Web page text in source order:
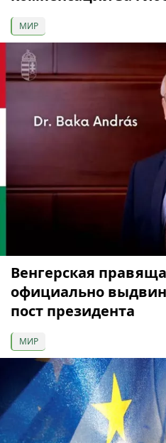
МИР
Венгерская
официально
пост президента
МИР